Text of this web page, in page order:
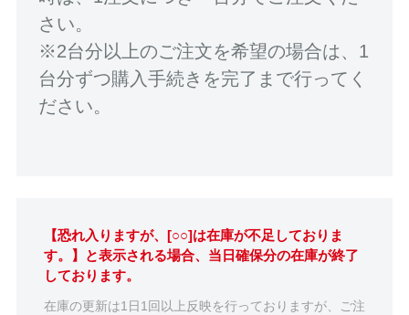
さい。
※2台分以上のご注文を希望の場合は、1
台分ずつ購入手続きを完了まで行ってく
ださい。
【恐れ入りますが、[○○]は在庫が不足しておりま
す。】と表示される場合、当日確保分の在庫が終了
しております。
在庫の更新は1日1回以上反映を行っておりますが、ご注